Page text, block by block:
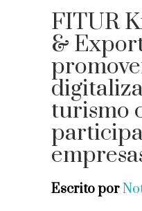
FITUR
&
turismo
Escrito por